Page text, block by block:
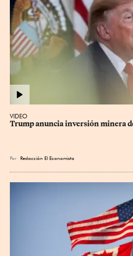
VIDEO
Trump anuncia inversión minera
Por Redacción El Economista